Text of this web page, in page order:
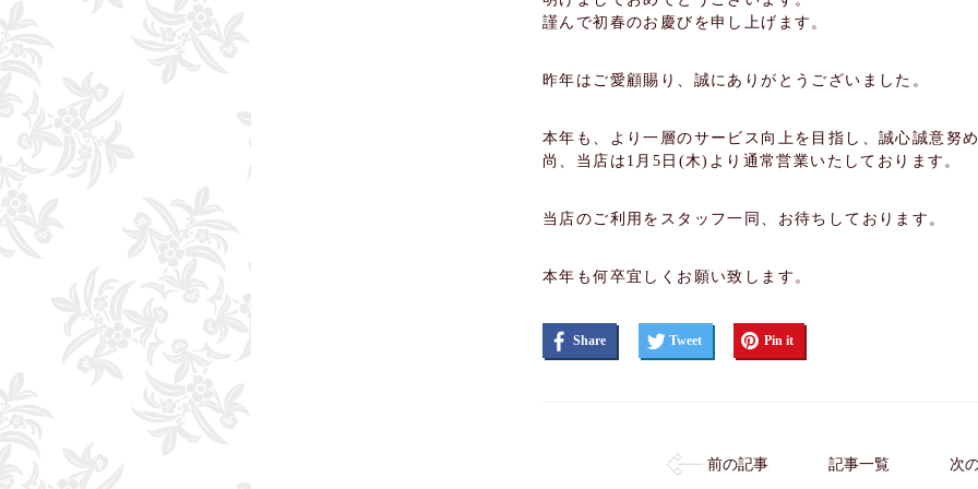
謹んで初春のお慶びを申し上げます。
昨年はご愛顧賜り、誠にありがとうございました。
本年も、より一層のサービス向上を目指し、誠心誠意努め
尚、当店は1月5日(木)より通常営業いたしております。
当店のご利用をスタッフ一同、お待ちしております。
本年も何卒宜しくお願い致します。
Share Tweet Pin it
前の記事 記事一覧 次